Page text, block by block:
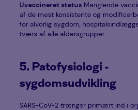
Uvaccineret status Manglende
af de mest konsistente og
for alvorlig sygdom,
tværs af alle aldersgrupper.
5. Patofysiologi -
sygdomsudvikling
SARS-CoV-2 trænger primært ind i